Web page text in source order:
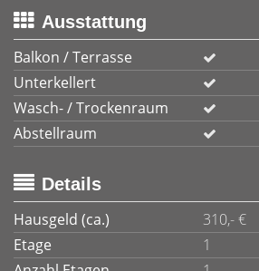
Ausstattung
Balkon / Terrasse
Unterkellert
Wasch- / Trockenraum
Abstellraum
Details
Hausgeld (ca.)
310,- €
Etage
1